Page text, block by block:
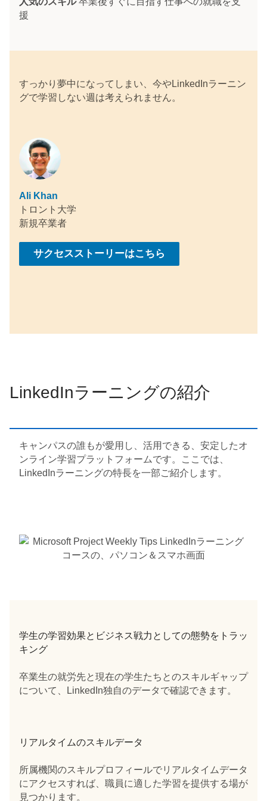
援
すっかり夢中になってしまい、今やLinkedInラーニン
グで学習しない週は考えられません。
Ali Khan
トロント大学
新規卒業者
サクセスストーリーはこちら
LinkedInラーニングの紹介
キャンパスの誰もが愛用し、活用できる、安定したオ
ンライン学習プラットフォームです。ここでは、
LinkedInラーニングの特長を一部ご紹介します。
学生の学習効果とビジネス戦力としての態勢をトラッ
キング
卒業生の就労先と現在の学生たちとのスキルギャップ
について、LinkedIn独自のデータで確認できます。
リアルタイムのスキルデータ
所属機関のスキルプロフィールでリアルタイムデータ
にアクセスすれば、職員に適した学習を提供する場が
見つかります。